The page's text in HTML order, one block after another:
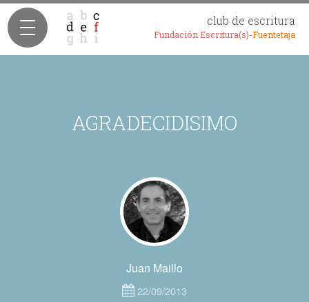
club de escritura
Fundación Escritura(s)-Fuentetaja
AGRADECIDISIMO
Juan Maillo
22/09/2013